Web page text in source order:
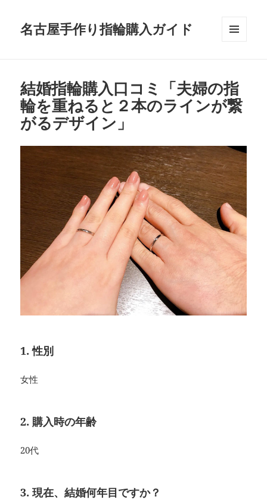
名古屋手作り指輪購入ガイド
ット
結婚指輪購入口コミ「夫婦の指
輪を重ねると２本のラインが繋
がるデザイン」
1. 性別
女性
2. 購入時の年齢
20代
3. 現在、結婚何年目ですか？